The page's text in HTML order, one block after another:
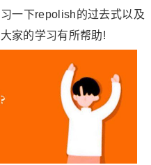
一下repolish的过去式以及
家的学习有所帮助!